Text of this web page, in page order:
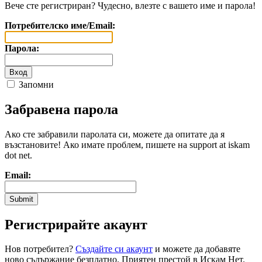
Вече сте регистриран? Чудесно, влезте с вашето име и парола!
Потребителско име/Email:
Парола:
Запомни
Забравена парола
Ако сте забравили паролата си, можете да опитате да я
възстановите! Ако имате проблем, пишете на support at iskam
dot net.
Email:
Регистрирайте акаунт
Нов потребител? Създайте си акаунт и можете да добавяте
ново съдържание безплатно. Приятен престой в Искам Нет.